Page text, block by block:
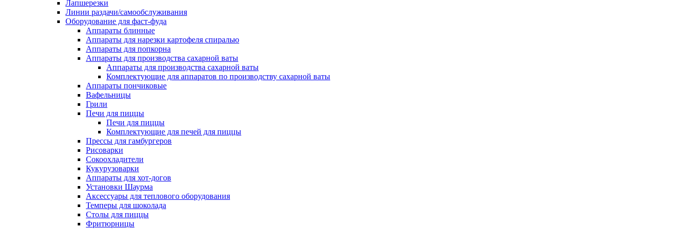
Лапшерезки
Линии раздачи/самообслуживания
Оборудование для фаст-фуда
Аппараты блинные
Аппараты для нарезки картофеля спиралью
Аппараты для попкорна
Аппараты для производства сахарной ваты
Аппараты для производства сахарной ваты
Комплектующие для аппаратов по производству сахарной ваты
Аппараты пончиковые
Вафельницы
Грили
Печи для пиццы
Печи для пиццы
Комплектующие для печей для пиццы
Прессы для гамбургеров
Рисоварки
Сокоохладители
Кукурузоварки
Аппараты для хот-догов
Установки Шаурма
Аксессуары для теплового оборудования
Темперы для шоколада
Столы для пиццы
Фритюрницы